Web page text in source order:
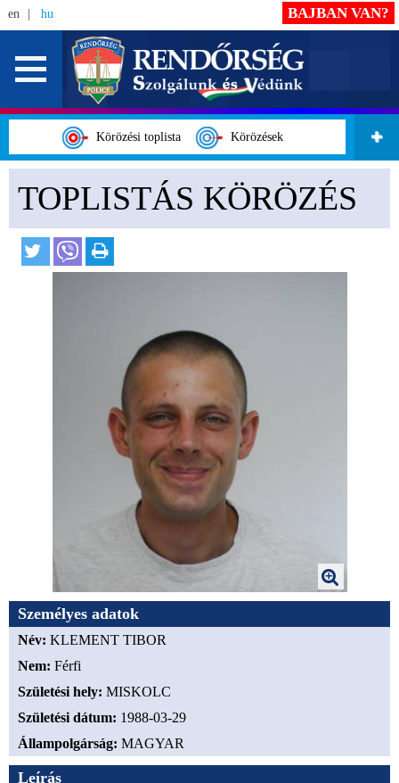
en hu
Körözési toplista Körözések
BAJBAN VAN?
TOPLISTÁS KÖRÖZÉS
Személyes adatok
Név: KLEMENT TIBOR
Nem: Férfi
Születési hely: MISKOLC
Születési dátum: 1988-03-29
Állampolgárság: MAGYAR
Leírás